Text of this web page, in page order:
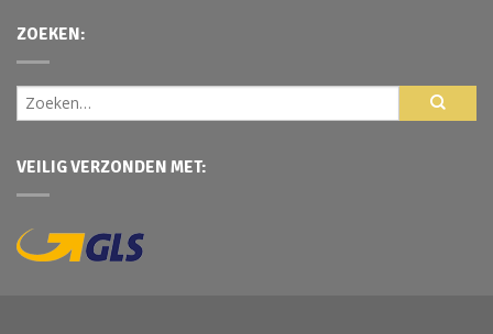
ZOEKEN:
VEILIG VERZONDEN MET: